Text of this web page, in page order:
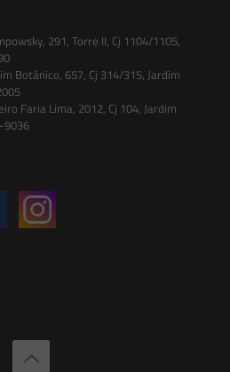
291, Torre II, Cj 1104/1105,
Botânico, 657, Cj 314/315, Jardim
Faria Lima, 2012, Cj 104, Jardim
9036